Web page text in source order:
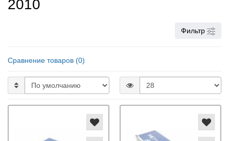
2010
Фильтр
Сравнение товаров (0)